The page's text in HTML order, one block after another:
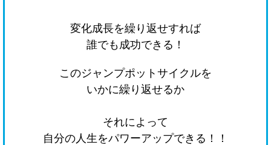
変化成長を繰り返せすれば
誰でも成功できる！
このジャンプポットサイクルを
いかに繰り返せるか
それによって
自分の人生をパワーアップできる！！